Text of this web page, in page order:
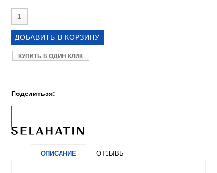
КУПИТЬ В ОДИН КЛИК
Поделиться:
ОПИСАНИЕ ОТЗЫВЫ